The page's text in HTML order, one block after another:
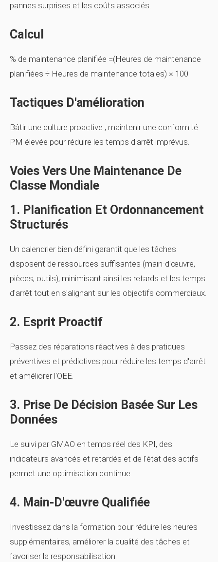
pannes surprises et les coûts associés.
Calcul
% de maintenance planifiée =(Heures de maintenance
planifiées ÷ Heures de maintenance totales) × 100
Tactiques D'amélioration
Bâtir une culture proactive ; maintenir une conformité
PM élevée pour réduire les temps d'arrêt imprévus.
Voies Vers Une Maintenance De
Classe Mondiale
1. Planification Et Ordonnancement
Structurés
Un calendrier bien défini garantit que les tâches
disposent de ressources suffisantes (main-d'œuvre,
pièces, outils), minimisant ainsi les retards et les temps
d'arrêt tout en s'alignant sur les objectifs commerciaux.
2. Esprit Proactif
Passez des réparations réactives à des pratiques
préventives et prédictives pour réduire les temps d'arrêt
et améliorer l'OEE.
3. Prise De Décision Basée Sur Les
Données
Le suivi par GMAO en temps réel des KPI, des
indicateurs avancés et retardés et de l'état des actifs
permet une optimisation continue.
4. Main-D'œuvre Qualifiée
Investissez dans la formation pour réduire les heures
supplémentaires, améliorer la qualité des tâches et
favoriser la responsabilisation.